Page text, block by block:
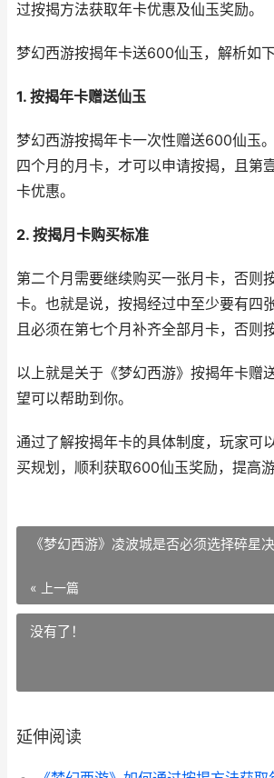
过按揭方法获取年卡优惠及仙玉奖励。
梦幻西游按揭年卡送600仙玉，解析如下
1. 按揭年卡赠送仙玉
梦幻西游按揭年卡一次性赠送600仙玉
四个月的月卡，才可以申请按揭，且第
卡优惠。
2. 按揭月卡购买标准
第二个月需要继续购买一张月卡，否则
卡。也就是说，按揭经过中至少要有四
且必须在第七个月补齐全部月卡，否则
以上就是关于《梦幻西游》按揭年卡赠
望可以帮助到你。
通过了解按揭年卡的具体制度，玩家可
买规划，顺利获取600仙玉奖励，提高游
《梦幻西游》凌波城是否必须选择碎星
« 上一篇
没有了！
延伸阅读